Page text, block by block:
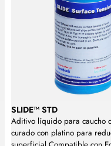
SLIDE™ STD
Aditivo líquido para caucho
curado con platino para